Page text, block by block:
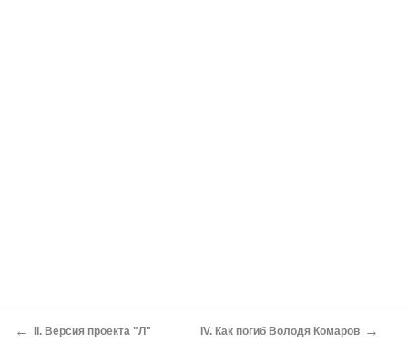
← II. Версия проекта "Л" IV. Как погиб Володя Комаров →